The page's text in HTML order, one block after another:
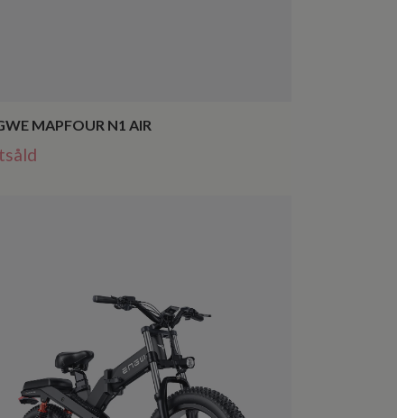
MAPFOUR N1 AIR